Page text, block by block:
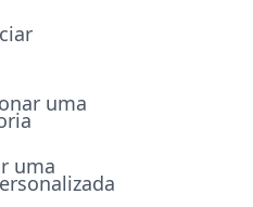
uma
uma